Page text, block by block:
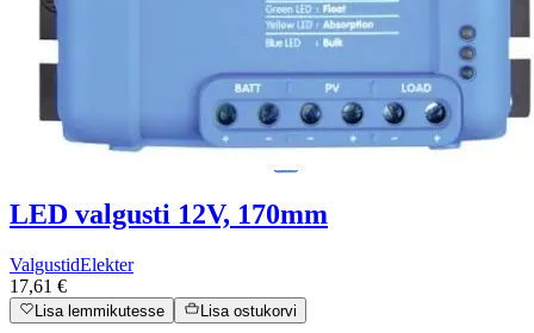
LED valgusti 12V, 170mm
ValgustidElekter
17,61 €
Lisa lemmikutesse Lisa ostukorvi